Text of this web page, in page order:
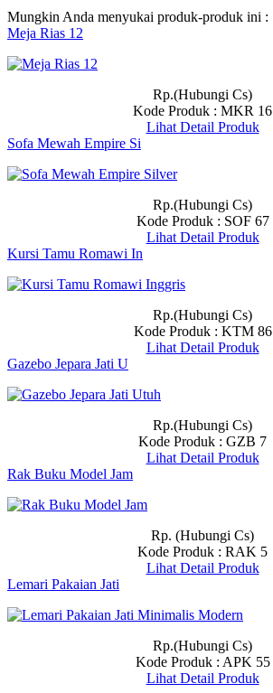
Mungkin Anda menyukai produk-produk ini :
Meja Rias 12
Rp.(Hubungi Cs)
Kode Produk : MKR 16
Lihat Detail Produk
Sofa Mewah Empire Si
Rp.(Hubungi Cs)
Kode Produk : SOF 67
Lihat Detail Produk
Kursi Tamu Romawi In
Rp.(Hubungi Cs)
Kode Produk : KTM 86
Lihat Detail Produk
Gazebo Jepara Jati U
Rp.(Hubungi Cs)
Kode Produk : GZB 7
Lihat Detail Produk
Rak Buku Model Jam
Rp. (Hubungi Cs)
Kode Produk : RAK 5
Lihat Detail Produk
Lemari Pakaian Jati
Rp.(Hubungi Cs)
Kode Produk : APK 55
Lihat Detail Produk